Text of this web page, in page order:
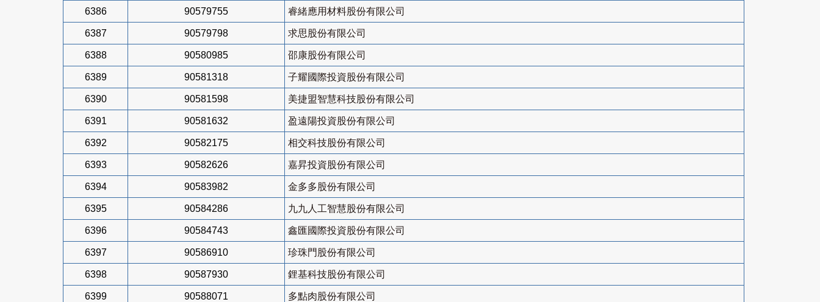
6386 90579755 睿緒應用材料股份有限公司
6387 90579798 求思股份有限公司
6388 90580985 邵康股份有限公司
6389 90581318 子耀國際投資股份有限公司
6390 90581598 美捷盟智慧科技股份有限公司
6391 90581632 盈遠陽投資股份有限公司
6392 90582175 相交科技股份有限公司
6393 90582626 嘉昇投資股份有限公司
6394 90583982 金多多股份有限公司
6395 90584286 九九人工智慧股份有限公司
6396 90584743 鑫匯國際投資股份有限公司
6397 90586910 珍珠門股份有限公司
6398 90587930 鋰基科技股份有限公司
6399 90588071 多點肉股份有限公司